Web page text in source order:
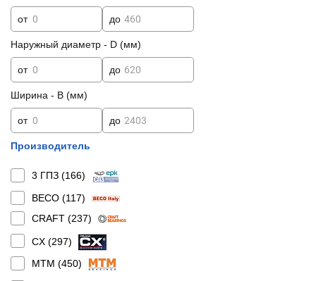
от до
Наружный диаметр - D (мм)
от до
Ширина - B (мм)
от до
Производитель
3 ГПЗ (166)
BECO (117)
CRAFT (237)
CX (297)
MTM (450)